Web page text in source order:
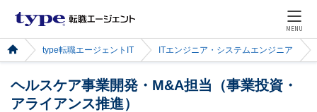
MENU
type転職エージェントIT ITエンジニア・システムエンジニア
ヘルスケア事業開発・M&A担当（事業投資・
アライアンス推進）